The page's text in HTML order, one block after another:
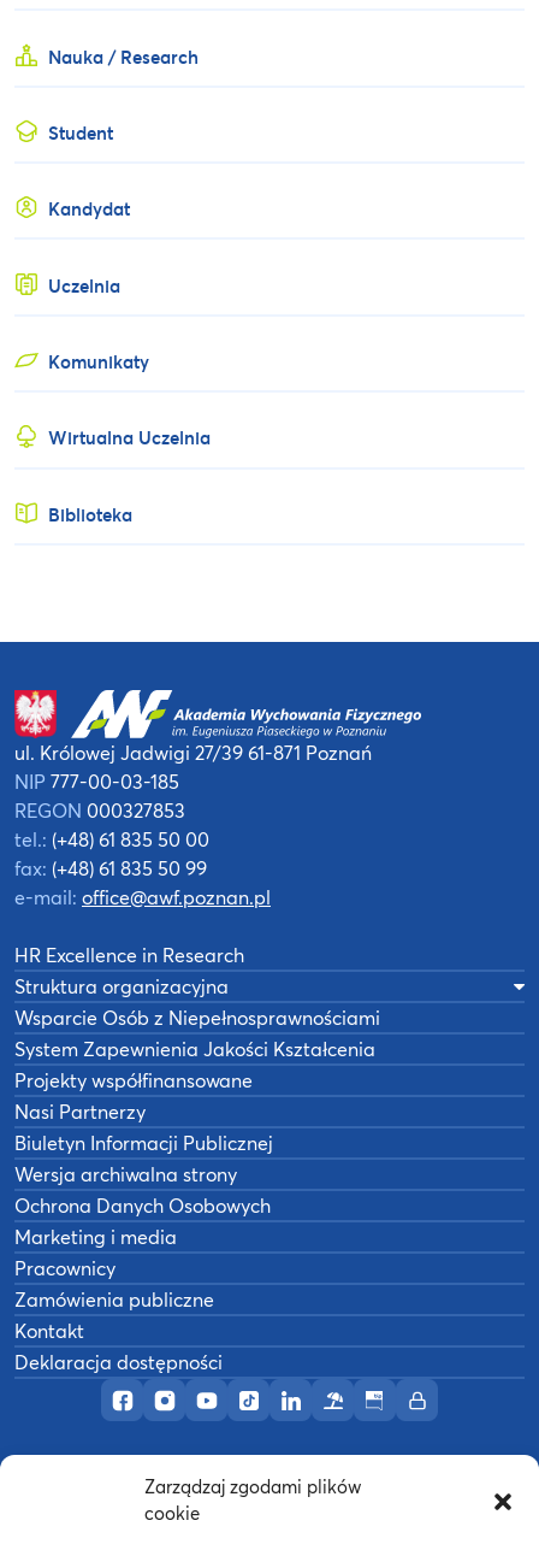
Zarządzaj zgodami plików
cookie
Nauka / Research
Student
Kandydat
Uczelnia
Komunikaty
Wirtualna Uczelnia
Biblioteka
Profil AWF Poznań w serwisie Facebook
Profil AWF Poznań w serwisie Instagram
Profil AWF Poznań w serwisie YouTube
Profil AWF Poznań w serwisie
Profil AWF Poznań w
OśrodekBiuletynIntranet
ul. Królowej Jadwigi 27/3961-871 Poznań
NIP 777-00-03-185
REGON 000327853
tel.: (+48) 61 835 50 00
fax: (+48) 61 835 50 99
e-mail: office@awf.poznan.pl
HR Excellence in Research
Struktura organizacyjna
Wsparcie Osób z Niepełnosprawnościami
System Zapewnienia Jakości Kształcenia
Projekty współfinansowane
Nasi Partnerzy
Biuletyn Informacji Publicznej
Wersja archiwalna strony
Ochrona Danych Osobowych
Marketing i media
Pracownicy
Zamówienia publiczne
Kontakt
Deklaracja dostępności
Akademia Wychowania Fizycznego w